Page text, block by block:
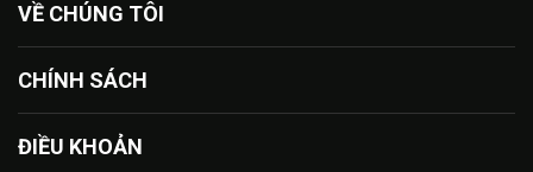
VỀ CHÚNG TÔI
CHÍNH SÁCH
ĐIỀU KHOẢN